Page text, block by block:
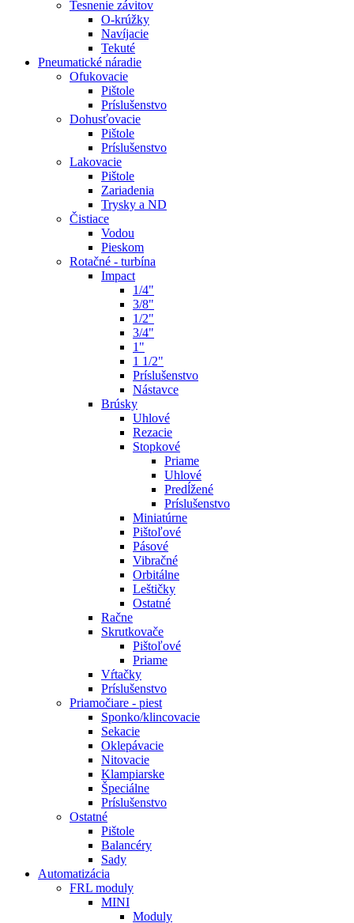
Tesnenie závitov
O-krúžky
Navíjacie
Tekuté
Pneumatické náradie
Ofukovacie
Pištole
Príslušenstvo
Dohusťovacie
Pištole
Príslušenstvo
Lakovacie
Pištole
Zariadenia
Trysky a ND
Čistiace
Vodou
Pieskom
Rotačné - turbína
Impact
1/4"
3/8"
1/2"
3/4"
1"
1 1/2"
Príslušenstvo
Nástavce
Brúsky
Uhlové
Rezacie
Stopkové
Priame
Uhlové
Predĺžené
Príslušenstvo
Miniatúrne
Pištoľové
Pásové
Vibračné
Orbitálne
Leštičky
Ostatné
Račne
Skrutkovače
Pištoľové
Priame
Vŕtačky
Príslušenstvo
Priamočiare - piest
Sponko/klincovacie
Sekacie
Oklepávacie
Nitovacie
Klampiarske
Špeciálne
Príslušenstvo
Ostatné
Pištole
Balancéry
Sady
Automatizácia
FRL moduly
MINI
Moduly